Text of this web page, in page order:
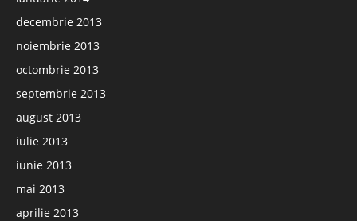
decembrie 2013
noiembrie 2013
octombrie 2013
septembrie 2013
august 2013
iulie 2013
iunie 2013
mai 2013
aprilie 2013